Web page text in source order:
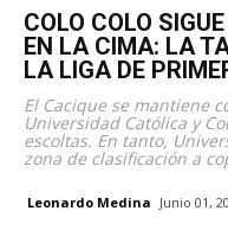
COLO COLO
EN LA CIMA: LA
LA LIGA DE
El Cacique se mantiene
Universidad Católica y
escoltas. En tanto,
zona de clasificación a
Leonardo Medina Junio 01,